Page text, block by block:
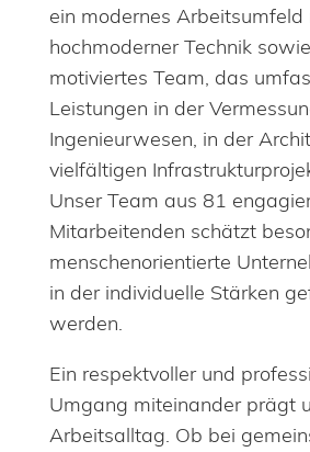
ein modernes Arbeitsumfeld
hochmoderner Technik
motiviertes Team, das
Leistungen in der
Ingenieurwesen, in der
vielfältigen
Unser Team aus 81
Mitarbeitenden schätzt
menschenorientierte
in der individuelle Stärken
werden.
Ein respektvoller und
Umgang miteinander prägt
Arbeitsalltag. Ob bei